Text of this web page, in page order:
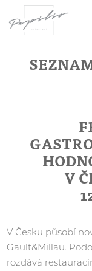
V
V Česku působí
Gault&Millau.
rozdává